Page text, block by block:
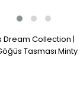
Collection |
Tasması Minty